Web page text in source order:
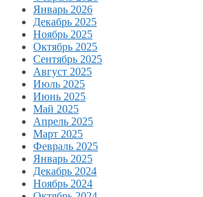
Январь 2026
Декабрь 2025
Ноябрь 2025
Октябрь 2025
Сентябрь 2025
Август 2025
Июль 2025
Июнь 2025
Май 2025
Апрель 2025
Март 2025
Февраль 2025
Январь 2025
Декабрь 2024
Ноябрь 2024